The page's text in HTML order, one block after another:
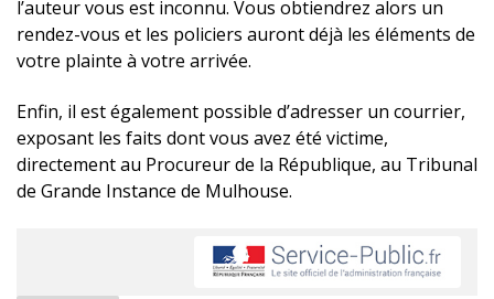
l’auteur vous est inconnu. Vous obtiendrez alors un
rendez-vous et les policiers auront déjà les éléments de
votre plainte à votre arrivée.
Enfin, il est également possible d’adresser un courrier,
exposant les faits dont vous avez été victime,
directement au Procureur de la République, au Tribunal
de Grande Instance de Mulhouse.